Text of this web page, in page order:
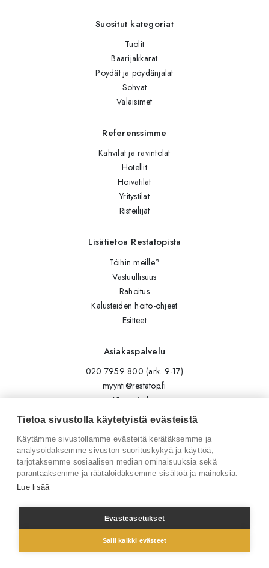
Suositut kategoriat
Tuolit
Baarijakkarat
Pöydät ja pöydänjalat
Sohvat
Valaisimet
Referenssimme
Kahvilat ja ravintolat
Hotellit
Hoivatilat
Yritystilat
Risteilijät
Lisätietoa Restatopista
Töihin meille?
Vastuullisuus
Rahoitus
Kalusteiden hoito-ohjeet
Esitteet
Asiakaspalvelu
020 7959 800 (ark. 9-17)
myynti@restatop.fi
Yhteystiedot
Lähetä viesti
Seuraa meitä
Tilaa uutiskirje
Facebook
© 2026 Restatop Oy
Tietoa sivustolla käytetyistä evästeistä
Käytämme sivustollamme evästeitä kerätäksemme ja
analysoidaksemme sivuston suorituskykyä ja käyttöä,
tarjotaksemme sosiaalisen median ominaisuuksia sekä
parantaaksemme ja räätälöidäksemme sisältöä ja mainoksia.
Lue lisää
Evästeasetukset
Salli kaikki evästeet